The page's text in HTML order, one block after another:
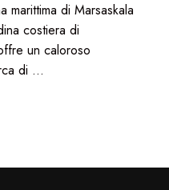
marittima di Marsaskala
costiera di
un caloroso
di ...